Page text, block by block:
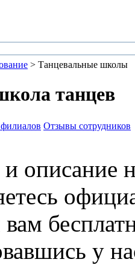
> Танцевальные школы
танцев
Отзывы сотрудников
описание
у